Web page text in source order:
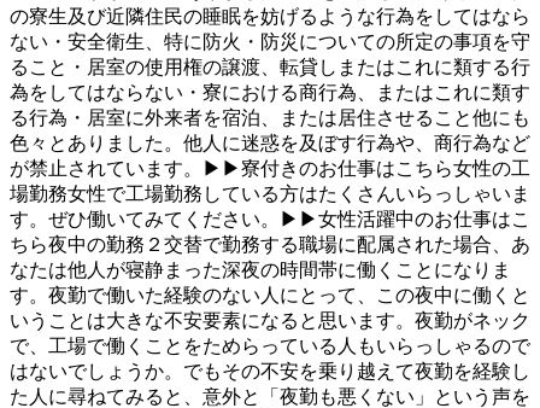
の寮生及び近隣住民の睡眠を妨げるような行為をしてはなら
ない・安全衛生、特に防火・防災についての所定の事項を守
ること・居室の使用権の譲渡、転貸しまたはこれに類する行
為をしてはならない・寮における商行為、またはこれに類す
る行為・居室に外来者を宿泊、または居住させること他にも
色々とありました。他人に迷惑を及ぼす行為や、商行為など
が禁止されています。▶▶寮付きのお仕事はこちら女性の工
場勤務女性で工場勤務している方はたくさんいらっしゃいま
す。ぜひ働いてみてください。▶▶女性活躍中のお仕事はこ
ちら夜中の勤務２交替で勤務する職場に配属された場合、あ
なたは他人が寝静まった深夜の時間帯に働くことになりま
す。夜勤で働いた経験のない人にとって、この夜中に働くと
いうことは大きな不安要素になると思います。夜勤がネック
で、工場で働くことをためらっている人もいらっしゃるので
はないでしょうか。でもその不安を乗り越えて夜勤を経験し
た人に尋ねてみると、意外と「夜勤も悪くない」という声を